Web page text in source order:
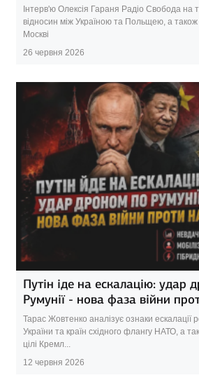
Інтерв'ю Олексія Гараня Радіо Свобода на
відносин між Україною та Польщею, а
Москві
26 червня 2026
Путін іде на ескалацію: удар
Румунії - нова фаза війни
Тарас Жовтенко аналізує ознаки ескалації
України та країн східного флангу НАТО, а
цілі Кремл...
12 червня 2026